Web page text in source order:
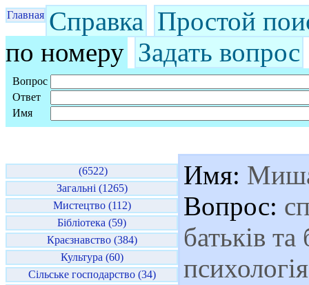
Главная Справка Простой
по номеру Задать вопрос
Вопрос
Ответ
Имя
(6522)
Загальні (1265)
Мистецтво (112)
Бібліотека (59)
Краєзнавство (384)
Культура (60)
Сільське господарство (34)
Имя:
Вопрос:
батьків